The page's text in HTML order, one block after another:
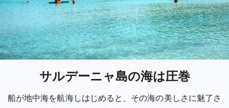
サルデーニャ島の海は圧巻
船が地中海を航海しはじめると、その海の美しさに魅了さ